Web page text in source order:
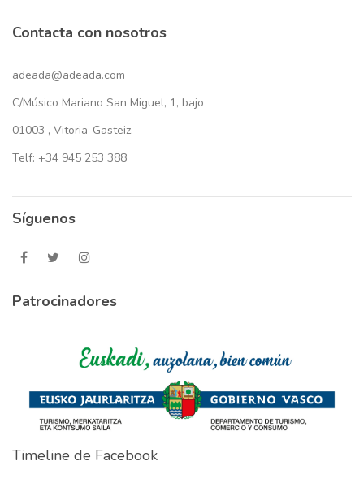
Contacta con nosotros
adeada@adeada.com
C/Músico Mariano San Miguel, 1, bajo
01003 , Vitoria-Gasteiz.
Telf: +34 945 253 388
Síguenos
Patrocinadores
Timeline de Facebook